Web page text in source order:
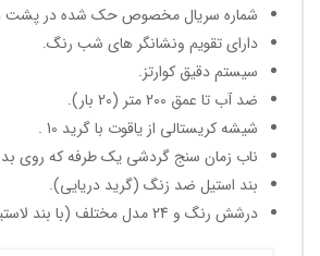
شماره سریال مخصوص حک شده در پشت
دارای تقویم ونشانگر های شب رنگ.
سیستم دقیق کوارتز.
ضد آب تا عمق 200 متر (20 بار).
شیشه کریستالی از یاقوت با گرید 10 .
ناب زمان سنج گردشی یک طرفه که روی
بند استیل ضد زنگ (گرید دریایی).
درشش رنگ و 24 مدل مختلف (با بند لاستیکی یا استیل).